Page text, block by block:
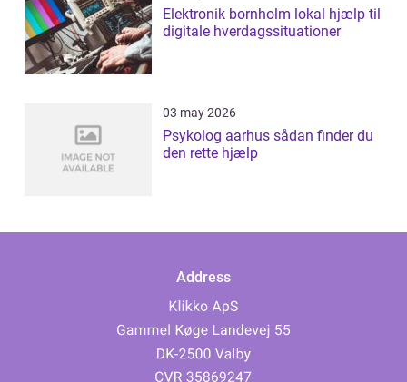
Elektronik bornholm lokal hjælp til
digitale hverdagssituationer
03 may 2026
Psykolog aarhus sådan finder du
den rette hjælp
Address